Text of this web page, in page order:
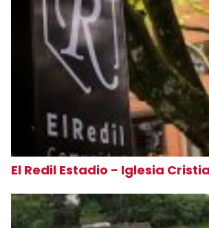
El Redil Estadio - Iglesia